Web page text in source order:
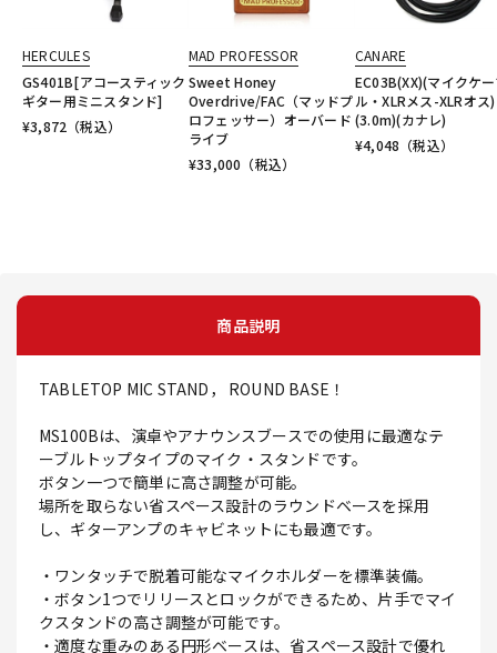
HERCULES
GS401B[アコースティック
ギター用ミニスタンド]
¥3,872 （税込）
MAD PROFESSOR
Sweet Honey
Overdrive/FAC（マッドプ
ロフェッサー）オーバード
ライブ
¥33,000 （税込）
CANARE
EC03B(XX)(マイクケ
ル・XLRメス-XLRオス)
(3.0m)(カナレ)
¥4,048 （税込）
商品説明
TABLETOP MIC STAND， ROUND BASE！
MS100Bは、演卓やアナウンスブースでの使用に最適なテ
ーブルトップタイプのマイク・スタンドです。
ボタン一つで簡単に高さ調整が可能。
場所を取らない省スペース設計のラウンドベースを採用
し、ギターアンプのキャビネットにも最適です。
・ワンタッチで脱着可能なマイクホルダーを標準装備。
・ボタン1つでリリースとロックができるため、片手でマイ
クスタンドの高さ調整が可能です。
・適度な重みのある円形ベースは、省スペース設計で優れ